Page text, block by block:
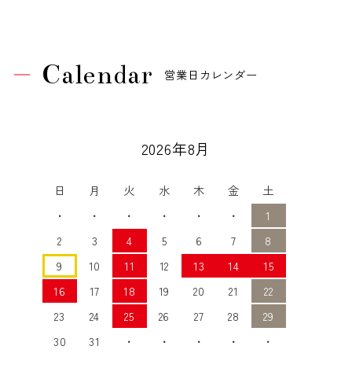
Calendar 営業日カレンダー
2026年8月
日 月 火 水 木 金
土
・
・ ・ ・ ・ ・
1
2
3 4 5 6 7
8
9
10 11 12 13 14
15
16
17 18 19 20 21
22
23
24 25 26 27 28
29
30
31 ・ ・ ・ ・ ・